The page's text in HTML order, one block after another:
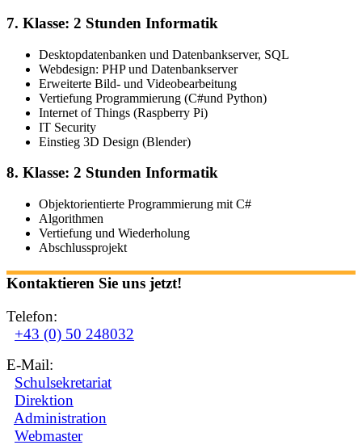
7. Klasse: 2 Stunden Informatik
Desktopdatenbanken und Datenbankserver, SQL
Webdesign: PHP und Datenbankserver
Erweiterte Bild- und Videobearbeitung
Vertiefung Programmierung (C#und Python)
Internet of Things (Raspberry Pi)
IT Security
Einstieg 3D Design (Blender)
8. Klasse: 2 Stunden Informatik
Objektorientierte Programmierung mit C#
Algorithmen
Vertiefung und Wiederholung
Abschlussprojekt
Kontaktieren Sie uns jetzt!
Telefon:
+43 (0) 50 248032
E-Mail:
Schulsekretariat
Direktion
Administration
Webmaster